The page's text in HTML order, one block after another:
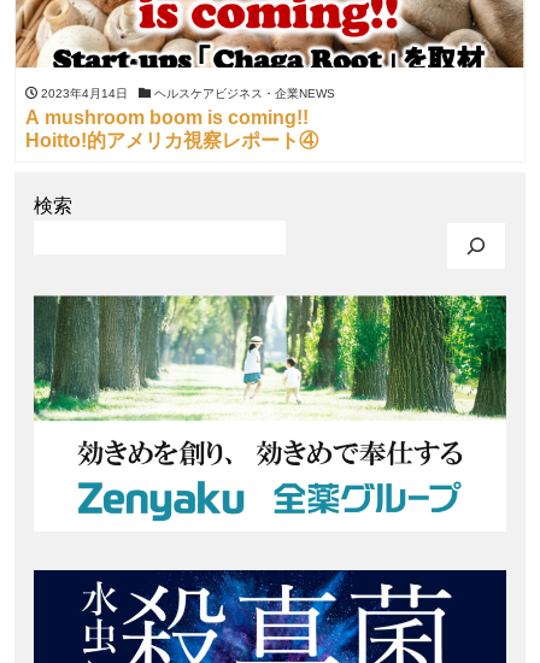
2023年4月14日 ヘルスケアビジネス・企業NEWS
A mushroom boom is coming!!
Hoitto!的アメリカ視察レポート④
検索